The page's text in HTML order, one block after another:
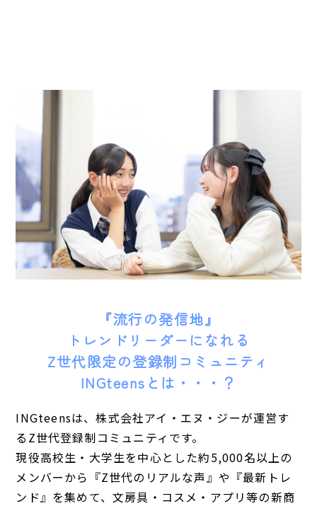
『流行の発信地』
トレンドリーダーになれる
Z世代限定の登録制コミュニティ
INGteensとは・・・？
INGteensは、株式会社アイ・エヌ・ジーが運営す
るZ世代登録制コミュニティです。
現役高校生・大学生を中心とした約5,000名以上の
メンバーから『Z世代のリアルな声』や『最新トレ
ンド』を集めて、文房具・コスメ・アプリ等の新商